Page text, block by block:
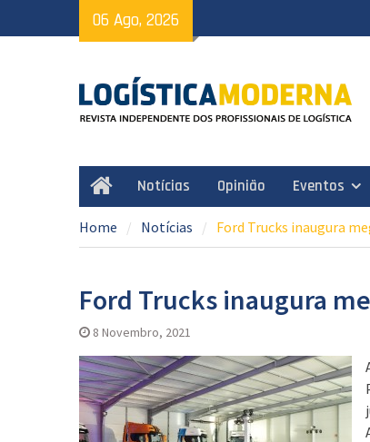
to
06 Ago, 2026
HomeNotícias Opinião Eventos
Home Notícias Ford Trucks inaugura
Ford Trucks inaugura
8 Novembro, 2021